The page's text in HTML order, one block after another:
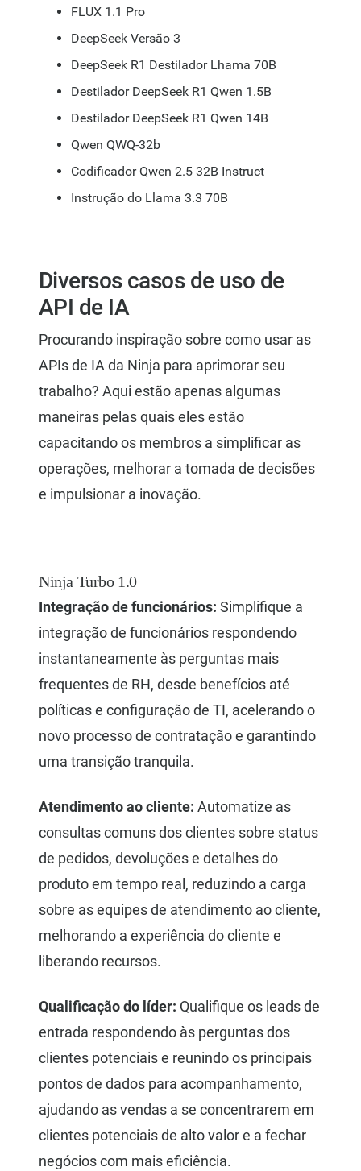
FLUX 1.1 Pro
DeepSeek Versão 3
DeepSeek R1 Destilador Lhama 70B
Destilador DeepSeek R1 Qwen 1.5B
Destilador DeepSeek R1 Qwen 14B
Qwen QWQ-32b
Codificador Qwen 2.5 32B Instruct
Instrução do Llama 3.3 70B
Diversos casos de uso de
API de IA
Procurando inspiração sobre como usar as
APIs de IA da Ninja para aprimorar seu
trabalho? Aqui estão apenas algumas
maneiras pelas quais eles estão
capacitando os membros a simplificar as
operações, melhorar a tomada de decisões
e impulsionar a inovação.
Ninja Turbo 1.0
Integração de funcionários: Simplifique a
integração de funcionários respondendo
instantaneamente às perguntas mais
frequentes de RH, desde benefícios até
políticas e configuração de TI, acelerando o
novo processo de contratação e garantindo
uma transição tranquila.
Atendimento ao cliente: Automatize as
consultas comuns dos clientes sobre status
de pedidos, devoluções e detalhes do
produto em tempo real, reduzindo a carga
sobre as equipes de atendimento ao cliente,
melhorando a experiência do cliente e
liberando recursos.
Qualificação do líder: Qualifique os leads de
entrada respondendo às perguntas dos
clientes potenciais e reunindo os principais
pontos de dados para acompanhamento,
ajudando as vendas a se concentrarem em
clientes potenciais de alto valor e a fechar
negócios com mais eficiência.